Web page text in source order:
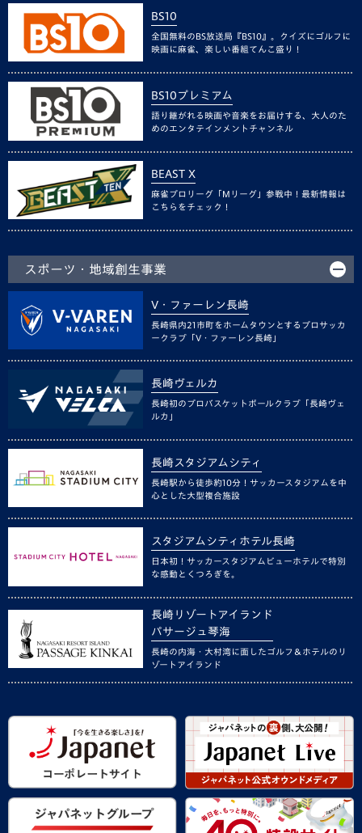
BS10
全国無料のBS放送局『BS10』。クイズにゴルフに
映画に麻雀、楽しい番組てんこ盛り！
BS10プレミアム
語り継がれる映画や音楽をお届けする、大人のた
めのエンタテインメントチャンネル
BEAST X
麻雀プロリーグ「Mリーグ」参戦中！最新情報は
こちらをチェック！
スポーツ・地域創生事業
V・ファーレン長崎
長崎県内21市町をホームタウンとするプロサッカ
ークラブ「V・ファーレン長崎」
長崎ヴェルカ
長崎初のプロバスケットボールクラブ「長崎ヴェ
ルカ」
長崎スタジアムシティ
長崎駅から徒歩約10分！サッカースタジアムを中
心とした大型複合施設
スタジアムシティホテル長崎
日本初！サッカースタジアムビューホテルで特別
な感動とくつろぎを。
長崎リゾートアイランド
パサージュ琴海
長崎の内海・大村湾に面したゴルフ＆ホテルのリ
ゾートアイランド